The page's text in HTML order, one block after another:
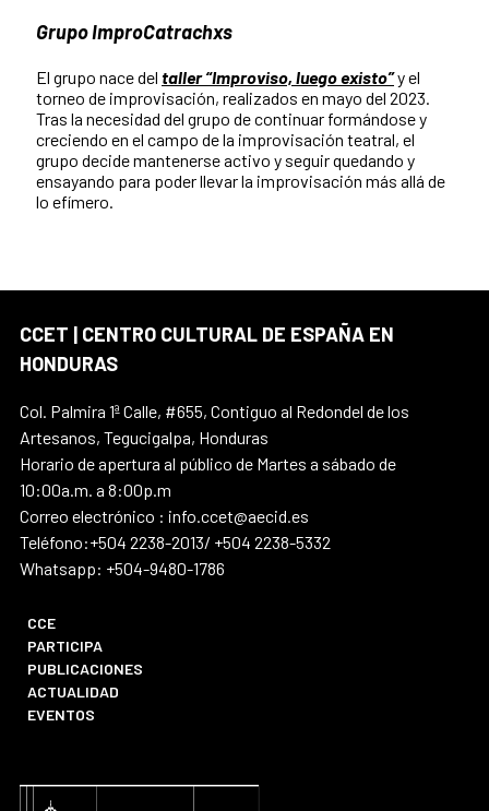
Grupo ImproCatrachxs
El grupo nace del taller “Improviso, luego existo”y el
torneo de improvisación, realizados en mayo del 2023.
Tras la necesidad del grupo de continuar formándose y
creciendo en el campo de la improvisación teatral, el
grupo decide mantenerse activo y seguir quedando y
ensayando para poder llevar la improvisación más allá de
lo efímero.
CCET | CENTRO CULTURAL DE ESPAÑA EN
HONDURAS
Col. Palmira 1ª Calle, #655, Contiguo al Redondel de los
Artesanos, Tegucigalpa, Honduras
Horario de apertura al público de Martes a sábado de
10:00a.m. a 8:00p.m
Correo electrónico : info.ccet@aecid.es
Teléfono:+504 2238-2013/ +504 2238-5332
Whatsapp: +504-9480-1786
CCE
PARTICIPA
PUBLICACIONES
ACTUALIDAD
EVENTOS